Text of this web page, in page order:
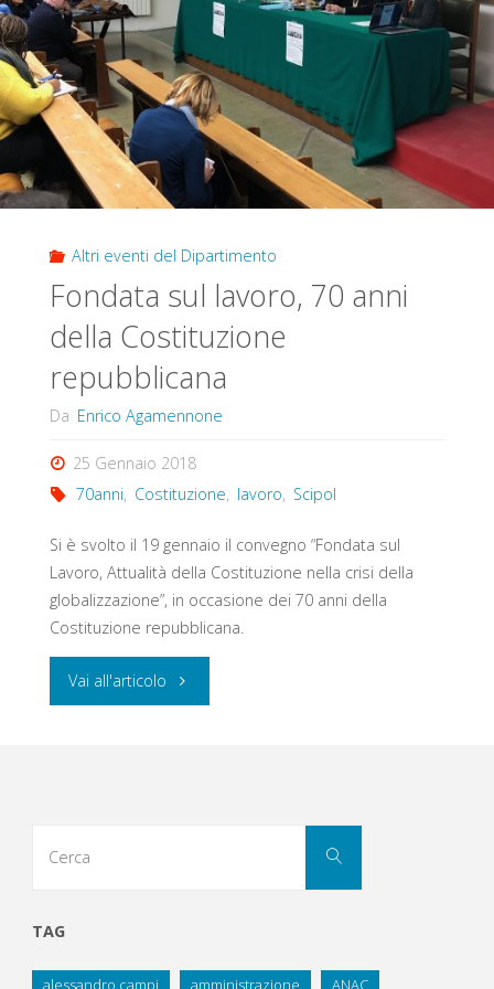
Altri eventi del Dipartimento
Fondata sul lavoro, 70 anni
della Costituzione
repubblicana
Da Enrico Agamennone
25 Gennaio 2018
70anni, Costituzione, lavoro, Scipol
Si è svolto il 19 gennaio il convegno “Fondata sul
Lavoro, Attualità della Costituzione nella crisi della
globalizzazione”, in occasione dei 70 anni della
Costituzione repubblicana.
Vai all'articolo "Fondata
Cerca
TAG
alessandro campi amministrazione ANAC